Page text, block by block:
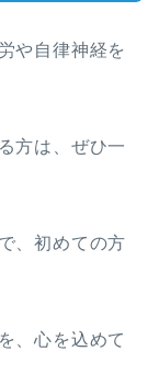
や自律神経を
方は、ぜひ一
、初めての方
、心を込めて